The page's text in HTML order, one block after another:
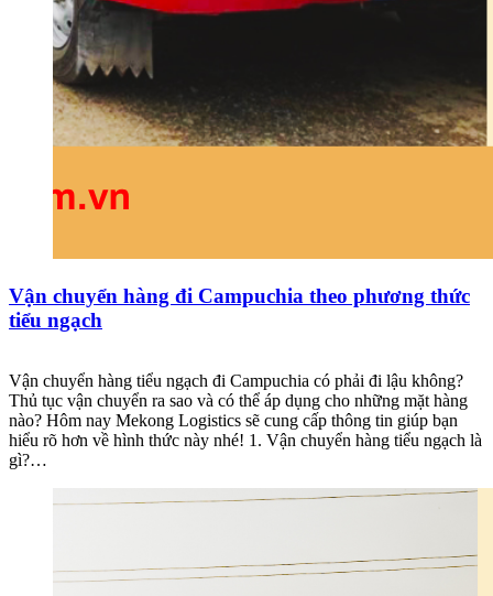
Vận chuyển hàng đi Campuchia theo phương thức
tiểu ngạch
Vận chuyển hàng tiểu ngạch đi Campuchia có phải đi lậu không?
Thủ tục vận chuyển ra sao và có thể áp dụng cho những mặt hàng
nào? Hôm nay Mekong Logistics sẽ cung cấp thông tin giúp bạn
hiểu rõ hơn về hình thức này nhé! 1. Vận chuyển hàng tiểu ngạch là
gì?…